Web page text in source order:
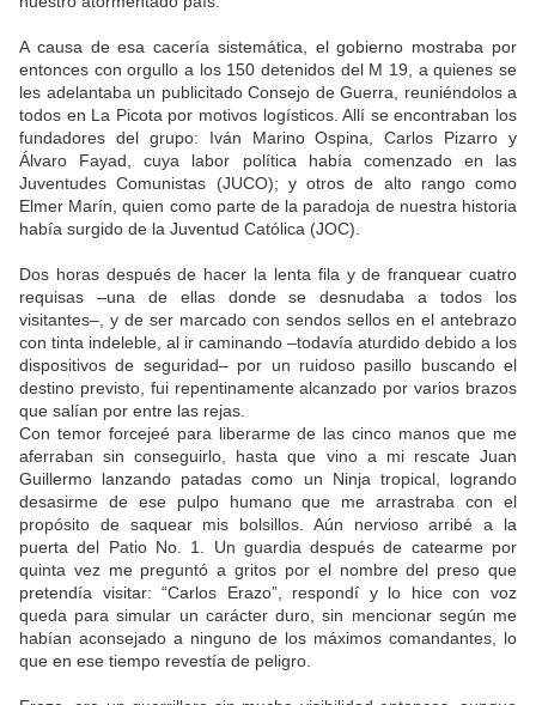
A causa de esa cacería sistemática, el gobierno mostraba por
entonces con orgullo a los 150 detenidos del M 19, a quienes se
les adelantaba un publicitado Consejo de Guerra, reuniéndolos a
todos en La Picota por motivos logísticos. Allí se encontraban los
fundadores del grupo: Iván Marino Ospina, Carlos Pizarro y
Álvaro Fayad, cuya labor política había comenzado en las
Juventudes Comunistas (JUCO); y otros de alto rango como
Elmer Marín, quien como parte de la paradoja de nuestra historia
había surgido de la Juventud Católica (JOC).
Dos horas después de hacer la lenta fila y de franquear cuatro
requisas –una de ellas donde se desnudaba a todos los
visitantes–, y de ser marcado con sendos sellos en el antebrazo
con tinta indeleble, al ir caminando –todavía aturdido debido a los
dispositivos de seguridad– por un ruidoso pasillo buscando el
destino previsto, fui repentinamente alcanzado por varios brazos
que salían por entre las rejas.
Con temor forcejeé para liberarme de las cinco manos que me
aferraban sin conseguirlo, hasta que vino a mi rescate Juan
Guillermo lanzando patadas como un Ninja tropical, logrando
desasirme de ese pulpo humano que me arrastraba con el
propósito de saquear mis bolsillos. Aún nervioso arribé a la
puerta del Patio No. 1. Un guardia después de catearme por
quinta vez me preguntó a gritos por el nombre del preso que
pretendía visitar: “Carlos Erazo”, respondí y lo hice con voz
queda para simular un carácter duro, sin mencionar según me
habían aconsejado a ninguno de los máximos comandantes, lo
que en ese tiempo revestía de peligro.